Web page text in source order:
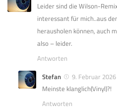
Leider sind die Wilson-
interessant für mich..aus
herausholen können, auch
also – leider.
Antworten
Stefan
9. Februar
Meinste klanglich(Vinyl)?!
Antworten